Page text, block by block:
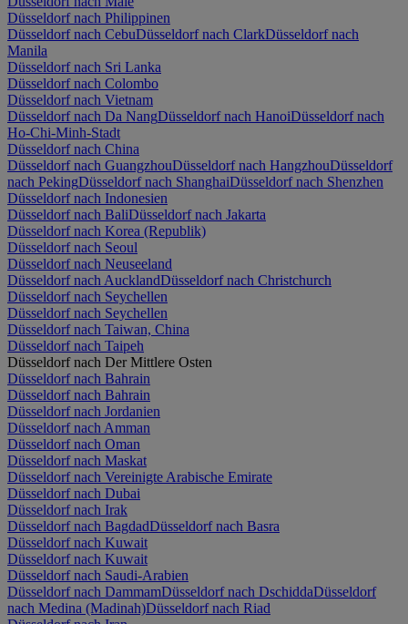
Düsseldorf nach Philippinen
Düsseldorf nach CebuDüsseldorf nach ClarkDüsseldorf nach
Manila
Düsseldorf nach Sri Lanka
Düsseldorf nach Colombo
Düsseldorf nach Vietnam
Düsseldorf nach Da NangDüsseldorf nach HanoiDüsseldorf nach
Ho-Chi-Minh-Stadt
Düsseldorf nach China
Düsseldorf nach GuangzhouDüsseldorf nach HangzhouDüsseldorf
nach PekingDüsseldorf nach ShanghaiDüsseldorf nach Shenzhen
Düsseldorf nach Indonesien
Düsseldorf nach BaliDüsseldorf nach Jakarta
Düsseldorf nach Korea (Republik)
Düsseldorf nach Seoul
Düsseldorf nach Neuseeland
Düsseldorf nach AucklandDüsseldorf nach Christchurch
Düsseldorf nach Seychellen
Düsseldorf nach Seychellen
Düsseldorf nach Taiwan, China
Düsseldorf nach Taipeh
Düsseldorf nach Der Mittlere Osten
Düsseldorf nach Bahrain
Düsseldorf nach Bahrain
Düsseldorf nach Jordanien
Düsseldorf nach Amman
Düsseldorf nach Oman
Düsseldorf nach Maskat
Düsseldorf nach Vereinigte Arabische Emirate
Düsseldorf nach Dubai
Düsseldorf nach Irak
Düsseldorf nach BagdadDüsseldorf nach Basra
Düsseldorf nach Kuwait
Düsseldorf nach Kuwait
Düsseldorf nach Saudi-Arabien
Düsseldorf nach DammamDüsseldorf nach DschiddaDüsseldorf
nach Medina (Madinah)Düsseldorf nach Riad